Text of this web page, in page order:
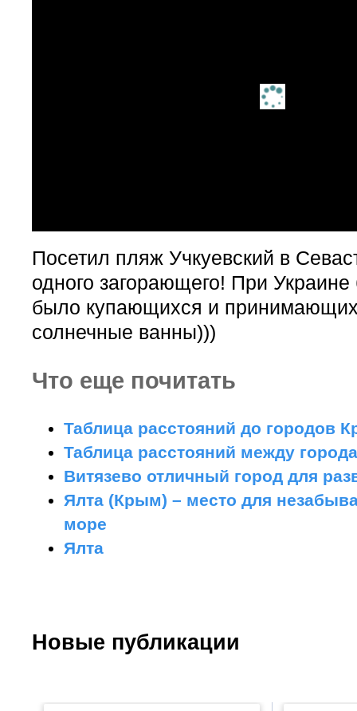
Посетил пляж Учкуевский в
одного загорающего! При
было купающихся и
солнечные ванны)))
Что еще почитать
Таблица расстояний до городов
Таблица расстояний между
Витязево отличный город для
Ялта (Крым) – место для
море
Ялта
Новые публикации